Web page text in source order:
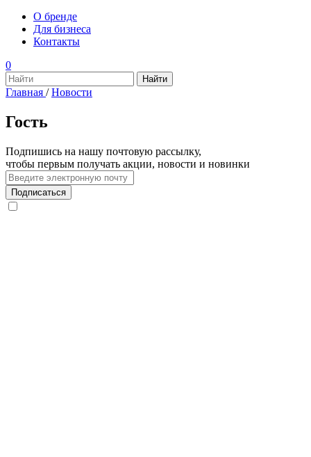
О бренде
Для бизнеса
Контакты
0
Главная / Новости
Гость
Подпишись на нашу почтовую рассылку,
чтобы первым получать акции, новости и новинки
Подписаться